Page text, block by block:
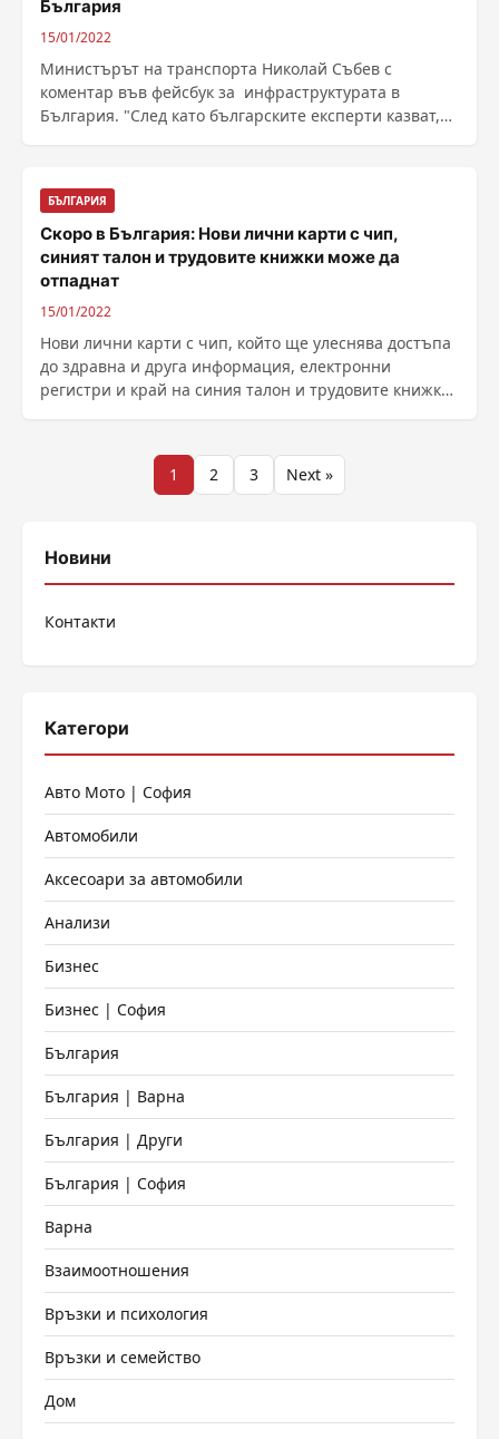
България
15/01/2022
Министърът на транспорта Николай Събев с
коментар във фейсбук за инфраструктурата в
България. "След като българските експерти казват,
БЪЛГАРИЯ
Скоро в България: Нови лични карти с чип,
синият талон и трудовите книжки може да
отпаднат
15/01/2022
Нови лични карти с чип, който ще улеснява достъпа
до здравна и друга информация, електронни
регистри и край на синия талон и трудовите книжки.
публикациите
1 2 3 Next »
Новини
Контакти
Категори
Авто Мото | София
Автомобили
Аксесоари за автомобили
Анализи
Бизнес
Бизнес | София
България
България | Варна
България | Други
България | София
Варна
Взаимоотношения
Връзки и психология
Връзки и семейство
Дом